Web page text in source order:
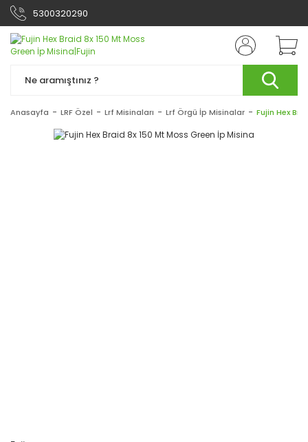
5300320290
Anasayfa LRF Özel Lrf Misinaları Lrf Örgü İp Misinalar Fujin Hex